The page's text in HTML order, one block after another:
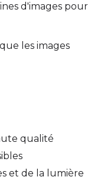
Default Caption
Cache Latents
Is
Is Regularization
d'images pour
les images
qualité
et de la lumière